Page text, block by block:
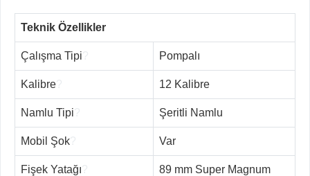
Teknik Özellikler
Çalışma Tipi Pompalı
Kalibre 12 Kalibre
Namlu Tipi Şeritli Namlu
Mobil Şok Var
Fişek Yatağı 89 mm Super Magnum